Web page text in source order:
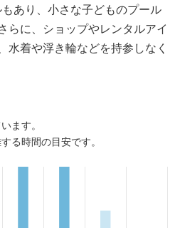
あり、小さな子どものプール
らに、ショップやレンタルアイ
水着や浮き輪などを持参しなく
ます。
る時間の目安です。